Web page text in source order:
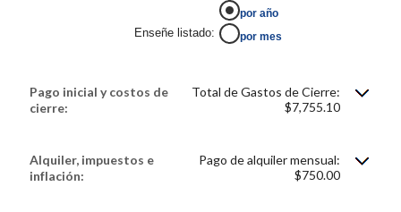
-$20,000.00
$20,000.00
Enseñe listado:
por año
por mes
Pago inicial y costos de
cierre:
Total de Gastos de Cierre:
$7,755.10
Alquiler, impuestos e
inflación:
Pago de alquiler mensual:
$750.00